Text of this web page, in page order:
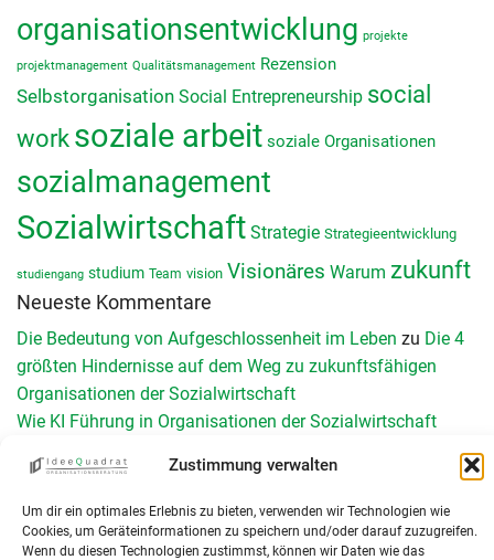
Zustimmung verwalten
Um dir ein optimales Erlebnis zu bieten, verwenden wir Technologien wie
Cookies, um Geräteinformationen zu speichern und/oder darauf zuzugreifen.
Wenn du diesen Technologien zustimmst, können wir Daten wie das
organisationsentwicklung projekte
projektmanagement Qualitätsmanagement Rezension
Selbstorganisation Social Entrepreneurship social
work soziale arbeit soziale Organisationen
sozialmanagement
Sozialwirtschaft Strategie Strategieentwicklung
studiengang studium Team vision Visionäres Warum zukunft
Neueste Kommentare
Die Bedeutung von Aufgeschlossenheit im Leben zu Die 4
größten Hindernisse auf dem Weg zu zukunftsfähigen
Organisationen der Sozialwirtschaft
Wie KI Führung in Organisationen der Sozialwirtschaft
Sozialwirtschaft verändert – Teil 1
Schnittstellen management: Reibungslos versorgen 2026
Schnittstellenmanagement in Organisationen der Sozialen